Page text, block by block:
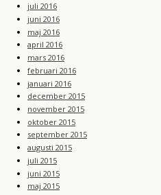
juli 2016
juni 2016
maj 2016
april 2016
mars 2016
februari 2016
januari 2016
december 2015
november 2015
oktober 2015
september 2015
augusti 2015
juli 2015
juni 2015
maj 2015